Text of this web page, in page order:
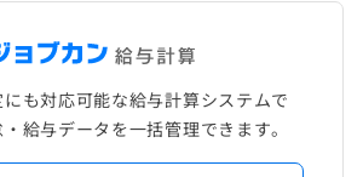
も対応可能な給与計算システムで
給与データを一括管理できます。